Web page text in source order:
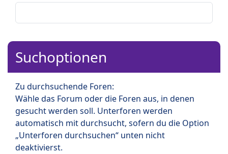
Suchoptionen
Zu durchsuchende Foren:
Wähle das Forum oder die Foren aus, in denen
gesucht werden soll. Unterforen werden
automatisch mit durchsucht, sofern du die Option
„Unterforen durchsuchen“ unten nicht
deaktivierst.